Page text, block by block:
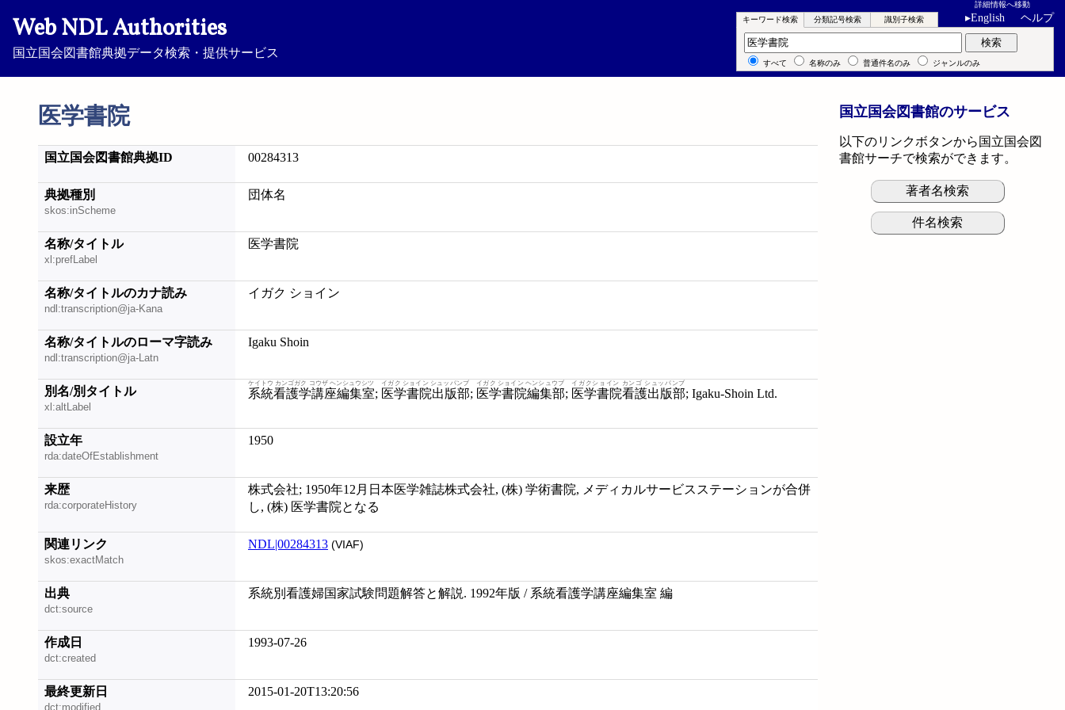
Web NDL Authorities
国立国会図書館典拠データ検索・提供サービス
詳細情報へ移動
▸English ヘルプ
医学書院
キーワード検索 分類記号検索 識別子検索
キーワード検索 検索
すべて 名称のみ 普通件名のみ ジャンルのみ
国立国会図書館典拠ID 00284313
典拠種別
skos:inScheme
団体名
名称/タイトル
xl:prefLabel
医学書院
名称/タイトルのカナ読み
ndl:transcription@ja-Kana
イガク ショイン
名称/タイトルのローマ字読み
ndl:transcription@ja-Latn
Igaku Shoin
別名/別タイトル
xl:altLabel
系統看護学講座編集室
ケイトウ カンゴガク コウザ ヘンシュウシツ
; 医学書院出版部
イガク ショイン シュッパンブ
; 医学書院編集部
イガク ショイン ヘンシュウブ
; 医学書院看護出版部
イガクショイン カンゴ シュッパンブ
; Igaku-Shoin Ltd.
設立年
rda:dateOfEstablishment
1950
来歴
rda:corporateHistory
株式会社; 1950年12月日本医学雑誌株式会社, (株) 学術書院, メディカルサービスステーションが合併
し, (株) 医学書院となる
関連リンク
skos:exactMatch
NDL|00284313 (VIAF)
出典
dct:source
系統別看護婦国家試験問題解答と解説. 1992年版 / 系統看護学講座編集室 編
作成日
dct:created
1993-07-26
最終更新日
dct:modified
2015-01-20T13:20:56
国立国会図書館のサービス
以下のリンクボタンから国立国会図
書館サーチで検索ができます。
著者名検索
件名検索